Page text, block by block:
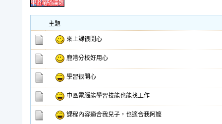
主題
來上課很開心
鹿港分校好用心
學習很開心
中區電腦能學習技能也能找工作
課程內容適合我兒子，也適合我阿嬤